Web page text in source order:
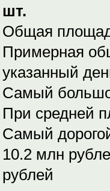
шт.
Общая
Примерная
указанный
Самый
При средней
Самый
10.2 млн
рублей